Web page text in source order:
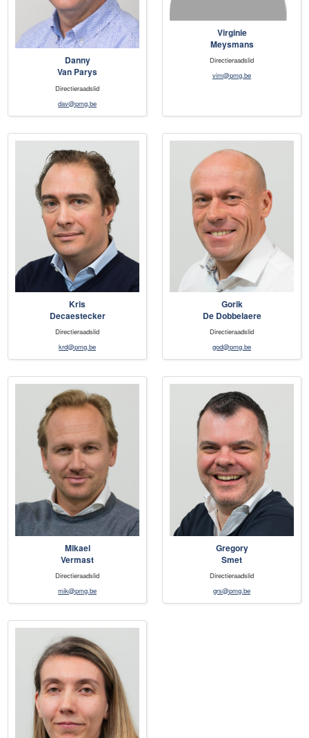
Danny
Van Parys
Directieraadslid
dav@pmg.be
Virginie
Meysmans
Directieraadslid
vim@pmg.be
Kris
Decaestecker
Directieraadslid
krd@pmg.be
Gorik
De Dobbelaere
Directieraadslid
god@pmg.be
Mikael
Vermast
Directieraadslid
mik@pmg.be
Gregory
Smet
Directieraadslid
grs@pmg.be